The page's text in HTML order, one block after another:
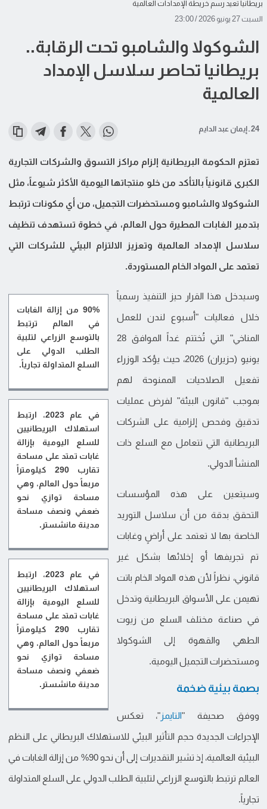
بريطانيا تعيد رسم خريطة الإمدادات العالمية
السبت 27 يونيو 2026 / 23:00
الشوكولا والشامبو تحت الرقابة..
بريطانيا تحاصر سلاسل الإمداد
العالمية
24 ـ إيمان عبد الدايم
تعتزم الحكومة البريطانية إلزام مراكز التسوق والشركات التجارية
الكبرى قانونياً بالتأكد من خلو منتجاتها اليومية الأكثر شيوعاً، مثل
الشوكولا والشامبو ومستحضرات التجميل، من أي مكونات ترتبط
بتدمير الغابات المطيرة حول العالم، في خطوة تستهدف تنظيف
سلاسل الإمداد العالمية وتعزيز الالتزام البيئي للشركات التي
تعتمد على المواد الخام المستوردة.
90% من إزالة الغابات
في العالم ترتبط
بالتوسع الزراعي لتلبية
الطلب الدولي على
السلع المتداولة تجارياً.
في عام 2023، ارتبط
استهلاك البريطانيين
للسلع اليومية بإزالة
غابات تمتد على مساحة
تقارب 290 كيلومتراً
مربعاً حول العالم، وهي
مساحة توازي نحو
ضعفي ونصف مساحة
مدينة مانشستر.
في عام 2023، ارتبط
استهلاك البريطانيين
للسلع اليومية بإزالة
غابات تمتد على مساحة
تقارب 290 كيلومتراً
مربعاً حول العالم، وهي
مساحة توازي نحو
ضعفي ونصف مساحة
مدينة مانشستر.
وسيدخل هذا القرار حيز التنفيذ رسمياً
خلال فعاليات "أسبوع لندن للعمل
المناخي" التي تُختتم غداً الموافق 28
يونيو (حزيران) 2026، حيث يؤكد الوزراء
تفعيل الصلاحيات الممنوحة لهم
بموجب "قانون البيئة" لفرض عمليات
تدقيق وفحص إلزامية على الشركات
البريطانية التي تتعامل مع السلع ذات
المنشأ الدولي.
وسيتعين على هذه المؤسسات
التحقق بدقة من أن سلاسل التوريد
الخاصة بها لا تعتمد على أراضٍ وغابات
تم تجريفها أو إخلائها بشكل غير
قانوني، نظراً لأن هذه المواد الخام باتت
تهيمن على الأسواق البريطانية وتدخل
في صناعة مختلف السلع من زيوت
الطهي والقهوة إلى الشوكولا
ومستحضرات التجميل اليومية.
بصمة بيئية ضخمة
ووفق صحيفة "التايمز"، تعكس
الإجراءات الجديدة حجم التأثير البيئي للاستهلاك البريطاني على النظم
البيئية العالمية، إذ تشير التقديرات إلى أن نحو 90% من إزالة الغابات في
العالم ترتبط بالتوسع الزراعي لتلبية الطلب الدولي على السلع المتداولة
تجارياً.